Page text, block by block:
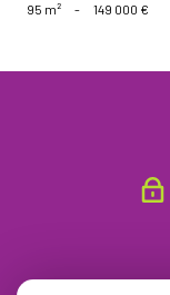
95 m² - 149 000 €